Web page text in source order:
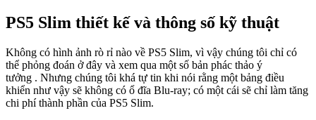
PS5 Slim thiết kế và thông số kỹ thuật
Không có hình ảnh rò rỉ nào về PS5 Slim, vì vậy chúng tôi chỉ có
thể phỏng đoán ở đây và xem qua một số bản phác thảo ý
tưởng . Nhưng chúng tôi khá tự tin khi nói rằng một bảng điều
khiển như vậy sẽ không có ổ đĩa Blu-ray; có một cái sẽ chỉ làm tăng
chi phí thành phần của PS5 Slim.